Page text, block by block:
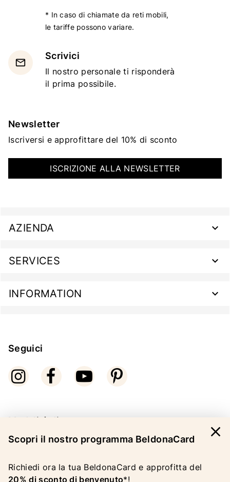
* In caso di chiamate da reti mobili,
le tariffe possono variare.
email
Scrivici
Il nostro personale ti risponderà
il prima possibile.
Newsletter
Iscriversi e approfittare del 10% di sconto
ISCRIZIONE ALLA NEWSLETTER
AZIENDA
SERVICES
INFORMATION
Seguici
Modalità di pagamento
Scopri il nostro programma BeldonaCard
Richiedi ora la tua BeldonaCard e approfitta del
20% di sconto di benvenuto*!
close